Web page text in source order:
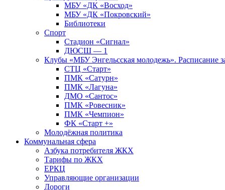
МБУ «ДК «Восход»
МБУ «ДК «Покровский»
Библиотеки
Спорт
Стадион «Сигнал»
ДЮСШ — 1
Клубы «МБУ Энгельсская молодежь». Расписание
СТЦ «Старт»
ПМК «Сатурн»
ПМК «Лагуна»
ДМО «Сантос»
ПМК «Ровесник»
ПМК «Чемпион»
ФК «Старт +»
Молодёжная политика
Коммунальная сфера
Азбука потребителя ЖКХ
Тарифы по ЖКХ
ЕРКЦ
Управляющие организации
Дороги